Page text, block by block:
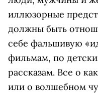
иллюзорные
должны быть
себе фальшивую
фильмам, по
рассказам. Все о
или о волшебном